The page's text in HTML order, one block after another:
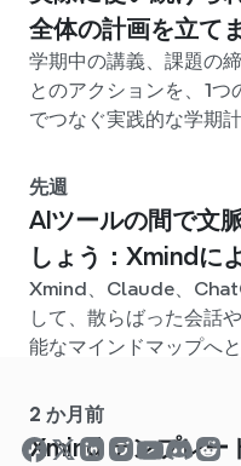
全体の計画を立て
学期中の講義、課題の
とのアクションを、1
でつなぐ実践的な学期
先週
AIツールの間で文
しょう：Xmindに
Xmind、Claude、
して、散らばった会話
能なマインドマップへ
2 か月前
Xmind テンプレー